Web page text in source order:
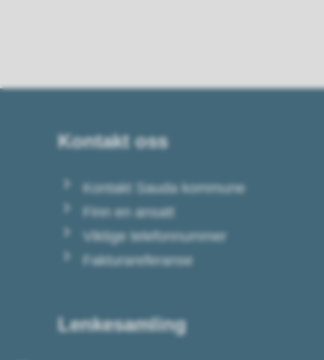
Kontakt oss
Kontakt Sauda kommune
Finn en ansatt
Viktige telefonnummer
Fakturareferanse
Lenkesamling